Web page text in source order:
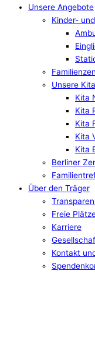
Unsere Angebote
Kinder-
Unsere
Kita
Kita
Kita
Kita
Kita
Berliner
Über den Träger
Freie
Karriere
Kontakt